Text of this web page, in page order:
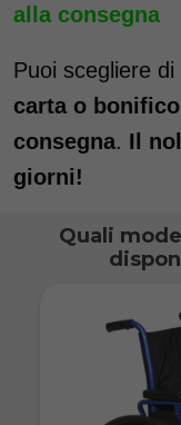
alla consegna
Puoi scegliere di
carta o bonifico
consegna. Il
giorni!
Quali